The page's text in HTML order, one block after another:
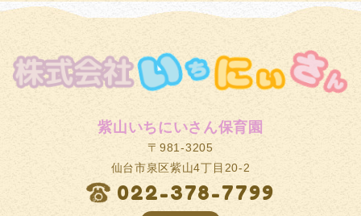
紫山いちにいさん保育園
〒981-3205
仙台市泉区紫山4丁目20-2
022-378-7799